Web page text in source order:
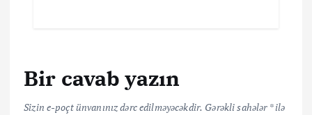
Bir cavab yazın
Sizin e-poçt ünvanınız dərc edilməyəcəkdir. Gərəkli sahələr *ilə